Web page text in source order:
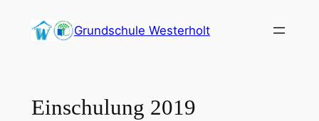
Inhalt
Grundschule Westerholt
Einschulung 2019